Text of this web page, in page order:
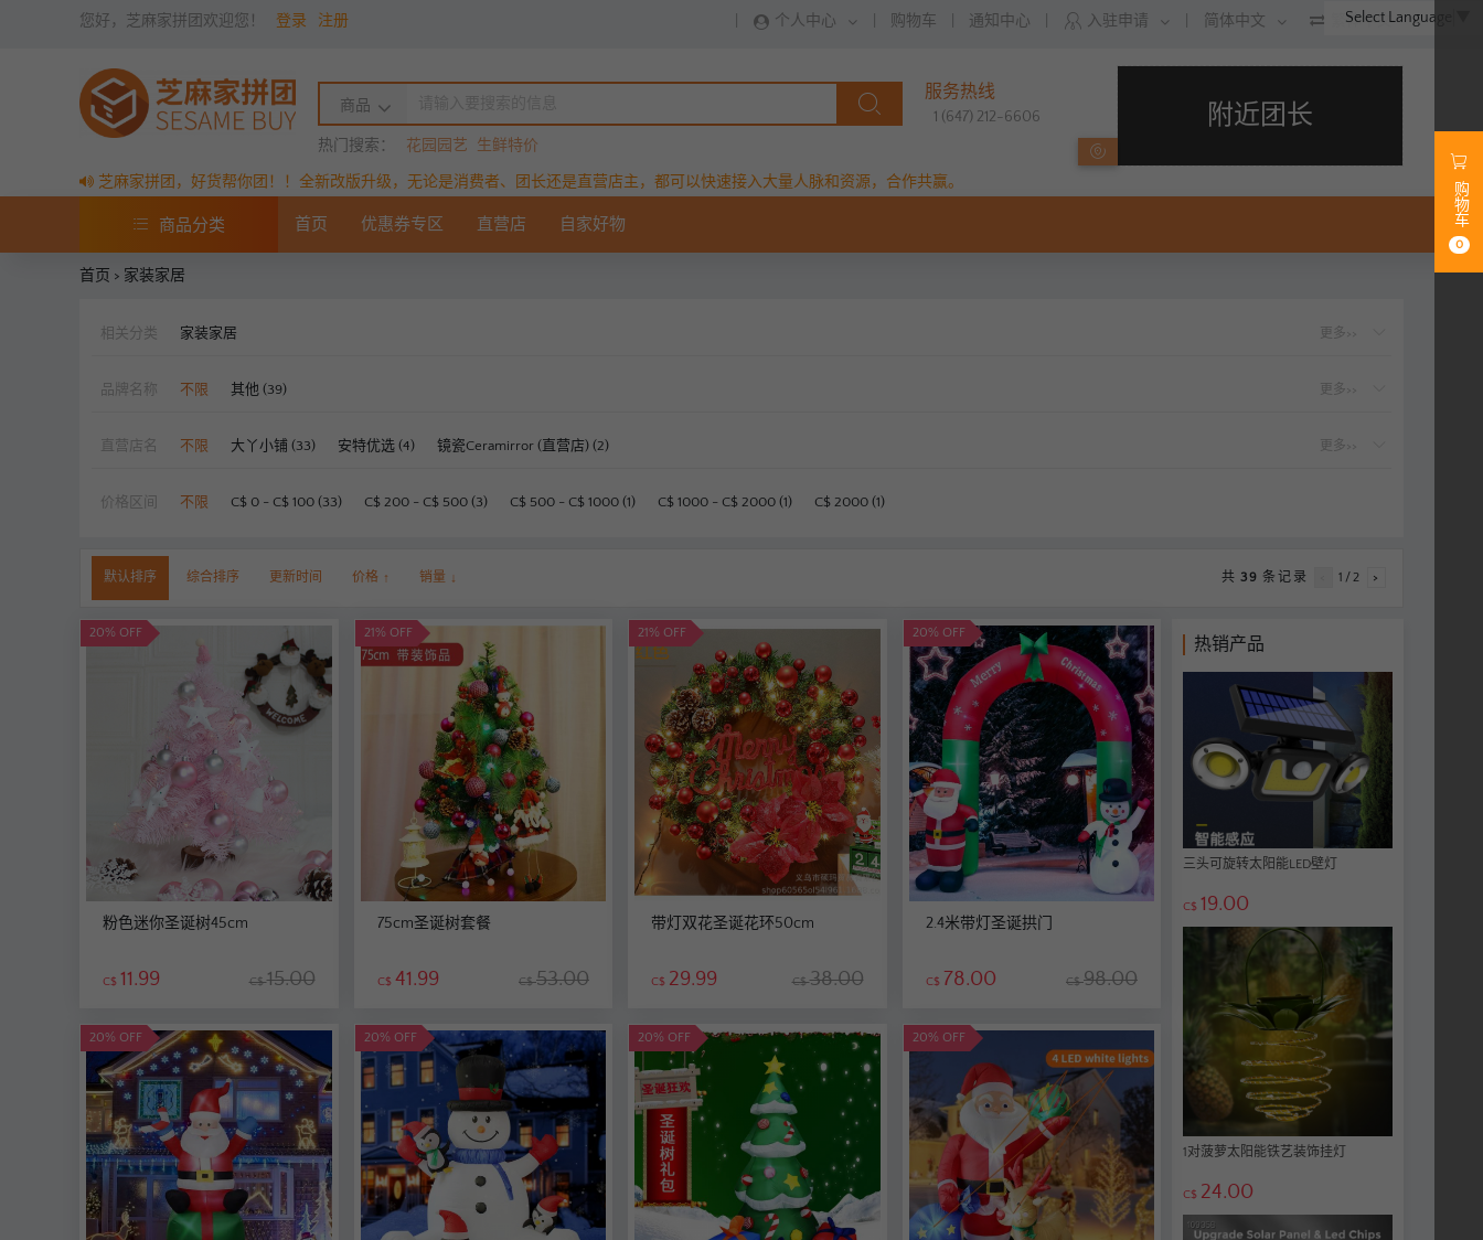
您好，芝麻家拼团欢迎您！ 登录 注册 个人中心 购物车 通知中心 入驻申请 简体中文 繁体中文
商品
热门搜索： 花园园艺 生鲜特价
服务热线
1 (647) 212-6606 附近团长
芝麻家拼团，好货帮你团！！全新改版升级，无论是消费者、团长还是直营店主，都可以快速接入大量人脉和资源，合作共赢。
商品分类 首页 优惠券专区 直营店 自家好物
首页 > 家装家居
相关分类 家装家居 更多>>
品牌名称 不限 其他 (39) 更多>>
直营店名 不限 大丫小铺 (33) 安特优选 (4) 镜瓷Ceramirror (直营店) (2) 更多>>
价格区间 不限 C$ 0 - C$ 100 (33) C$ 200 - C$ 500 (3) C$ 500 - C$ 1000 (1) C$ 1000 - C$ 2000 (1) C$ 2000 (1)
默认排序 综合排序 更新时间 价格 ↑ 销量 ↓ 共 39 条记录 1/2 >
粉色迷你圣诞树45cm
C$ 11.99 C$15.00
20% OFF
75cm圣诞树套餐
C$ 41.99 C$53.00
21% OFF
带灯双花圣诞花环50cm
C$ 29.99 C$38.00
21% OFF
2.4米带灯圣诞拱门
C$ 78.00 C$98.00
20% OFF
20% OFF 20% OFF 20% OFF 20% OFF
热销产品
三头可旋转太阳能LED壁灯
C$ 19.00
1对菠萝太阳能铁艺装饰挂灯
C$ 24.00
购物车
0
Select Language